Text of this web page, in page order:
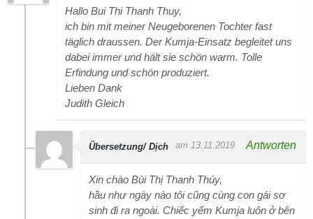
Hallo Bui Thi Thanh Thuy,
ich bin mit meiner Neugeborenen Tochter fast
täglich draussen. Der Kumja-Einsatz begleitet uns
dabei immer und hält sie schön warm. Tolle
Erfindung und schön produziert.
Lieben Dank
Judith Gleich
Übersetzung/ Dịch am 13.11.2019 Antworten
Xin chào Bùi Thị Thanh Thúy,
hầu như ngày nào tôi cũng cùng con gái sơ
sinh đi ra ngoài. Chiếc yếm Kumja luôn ở bên